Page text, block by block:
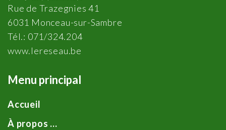
Rue de Trazegnies 41
6031 Monceau-sur-Sambre
Tél.: 071/324.204
www.lereseau.be
Menu principal
Accueil
À propos …